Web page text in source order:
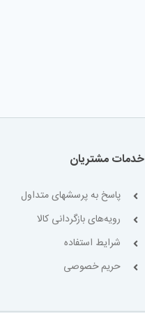
خدمات مشتریان
پاسخ به پرسشهای متداول
رویه‌های بازگردانی کالا
شرایط استفاده
حریم خصوصی